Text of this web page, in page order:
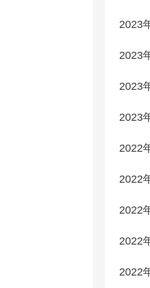
2023
2023
2023
2023
2022
2022
2022
2022
2022